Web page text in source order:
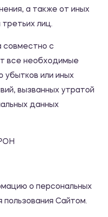
а также от иных
лиц.
совместно с
все необходимые
или иных
вызванных утратой
данных
о персональных
Сайтом.